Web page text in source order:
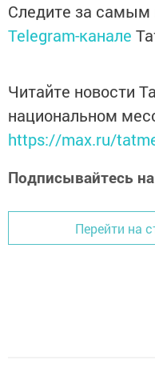
Следите за
Telegram-канале
Читайте новости
национальном
https://max.ru/
Подписывайтесь
Перейти на